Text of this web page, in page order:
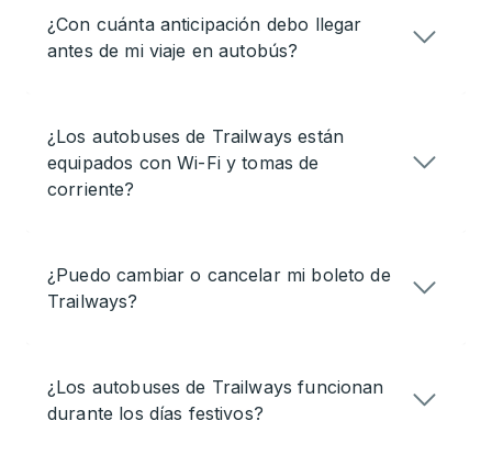
¿Con cuánta anticipación debo llegar
antes de mi viaje en autobús?
¿Los autobuses de Trailways están
equipados con Wi-Fi y tomas de
corriente?
¿Puedo cambiar o cancelar mi boleto de
Trailways?
¿Los autobuses de Trailways funcionan
durante los días festivos?